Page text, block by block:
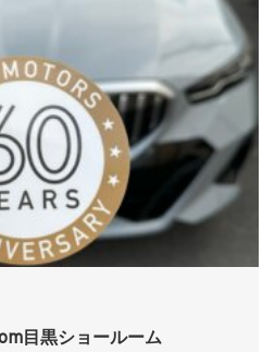
目黒ショールーム